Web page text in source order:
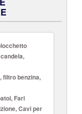
filtro benzina,
Fari
Cavi per